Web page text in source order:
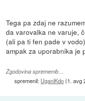
Tega pa zdaj ne
da varovalka ne varuje,
(ali pa ti fen pade v
ampak za uporabnika je
Zgodovina sprememb…
spremenil: UganiKdo(1. avg